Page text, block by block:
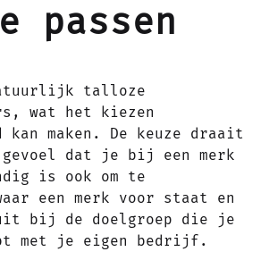
talloze
wat het kiezen
kan maken. De keuze draait
gevoel dat je bij een merk
is ook om te
een merk voor staat en
bij de doelgroep die je
met je eigen bedrijf.